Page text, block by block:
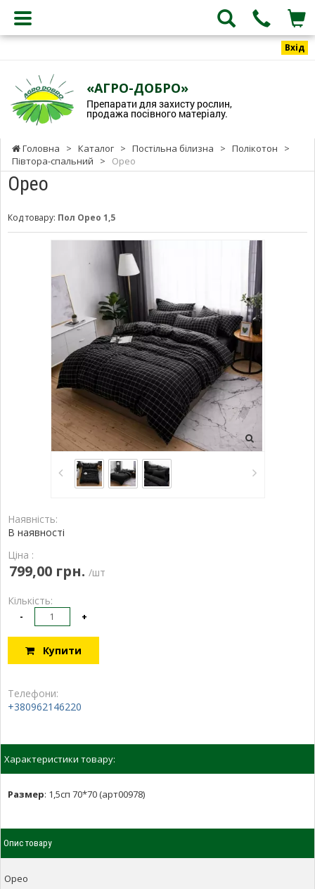
Вхід
«АГРО-ДОБРО»
Препарати для захисту рослин,
продажа посівного матеріалу.
Головна > Каталог > Постільна білизна > Полікотон
>
Півтора-спальний
> Орео
Орео
Код товару: Пол Орео 1,5
Наявність:
В наявності
Ціна :
799,00 грн. /шт
Кількість:
- +
Купити
Телефони:
+380962146220
Характеристики товару:
Размер: 1,5сп 70*70 (арт00978)
Опис товару
Орео